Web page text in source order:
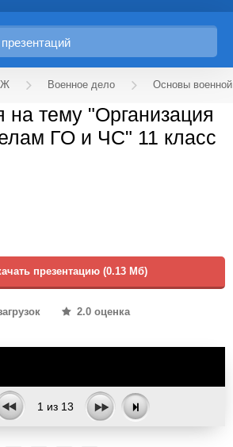
Военное дело Основы
на тему "Организация
ГО и ЧС" 11 класс
презентацию (0.13 Мб)
2.0 оценка
1 из 13